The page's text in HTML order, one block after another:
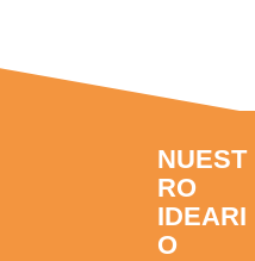
NUEST
RO
IDEARI
O